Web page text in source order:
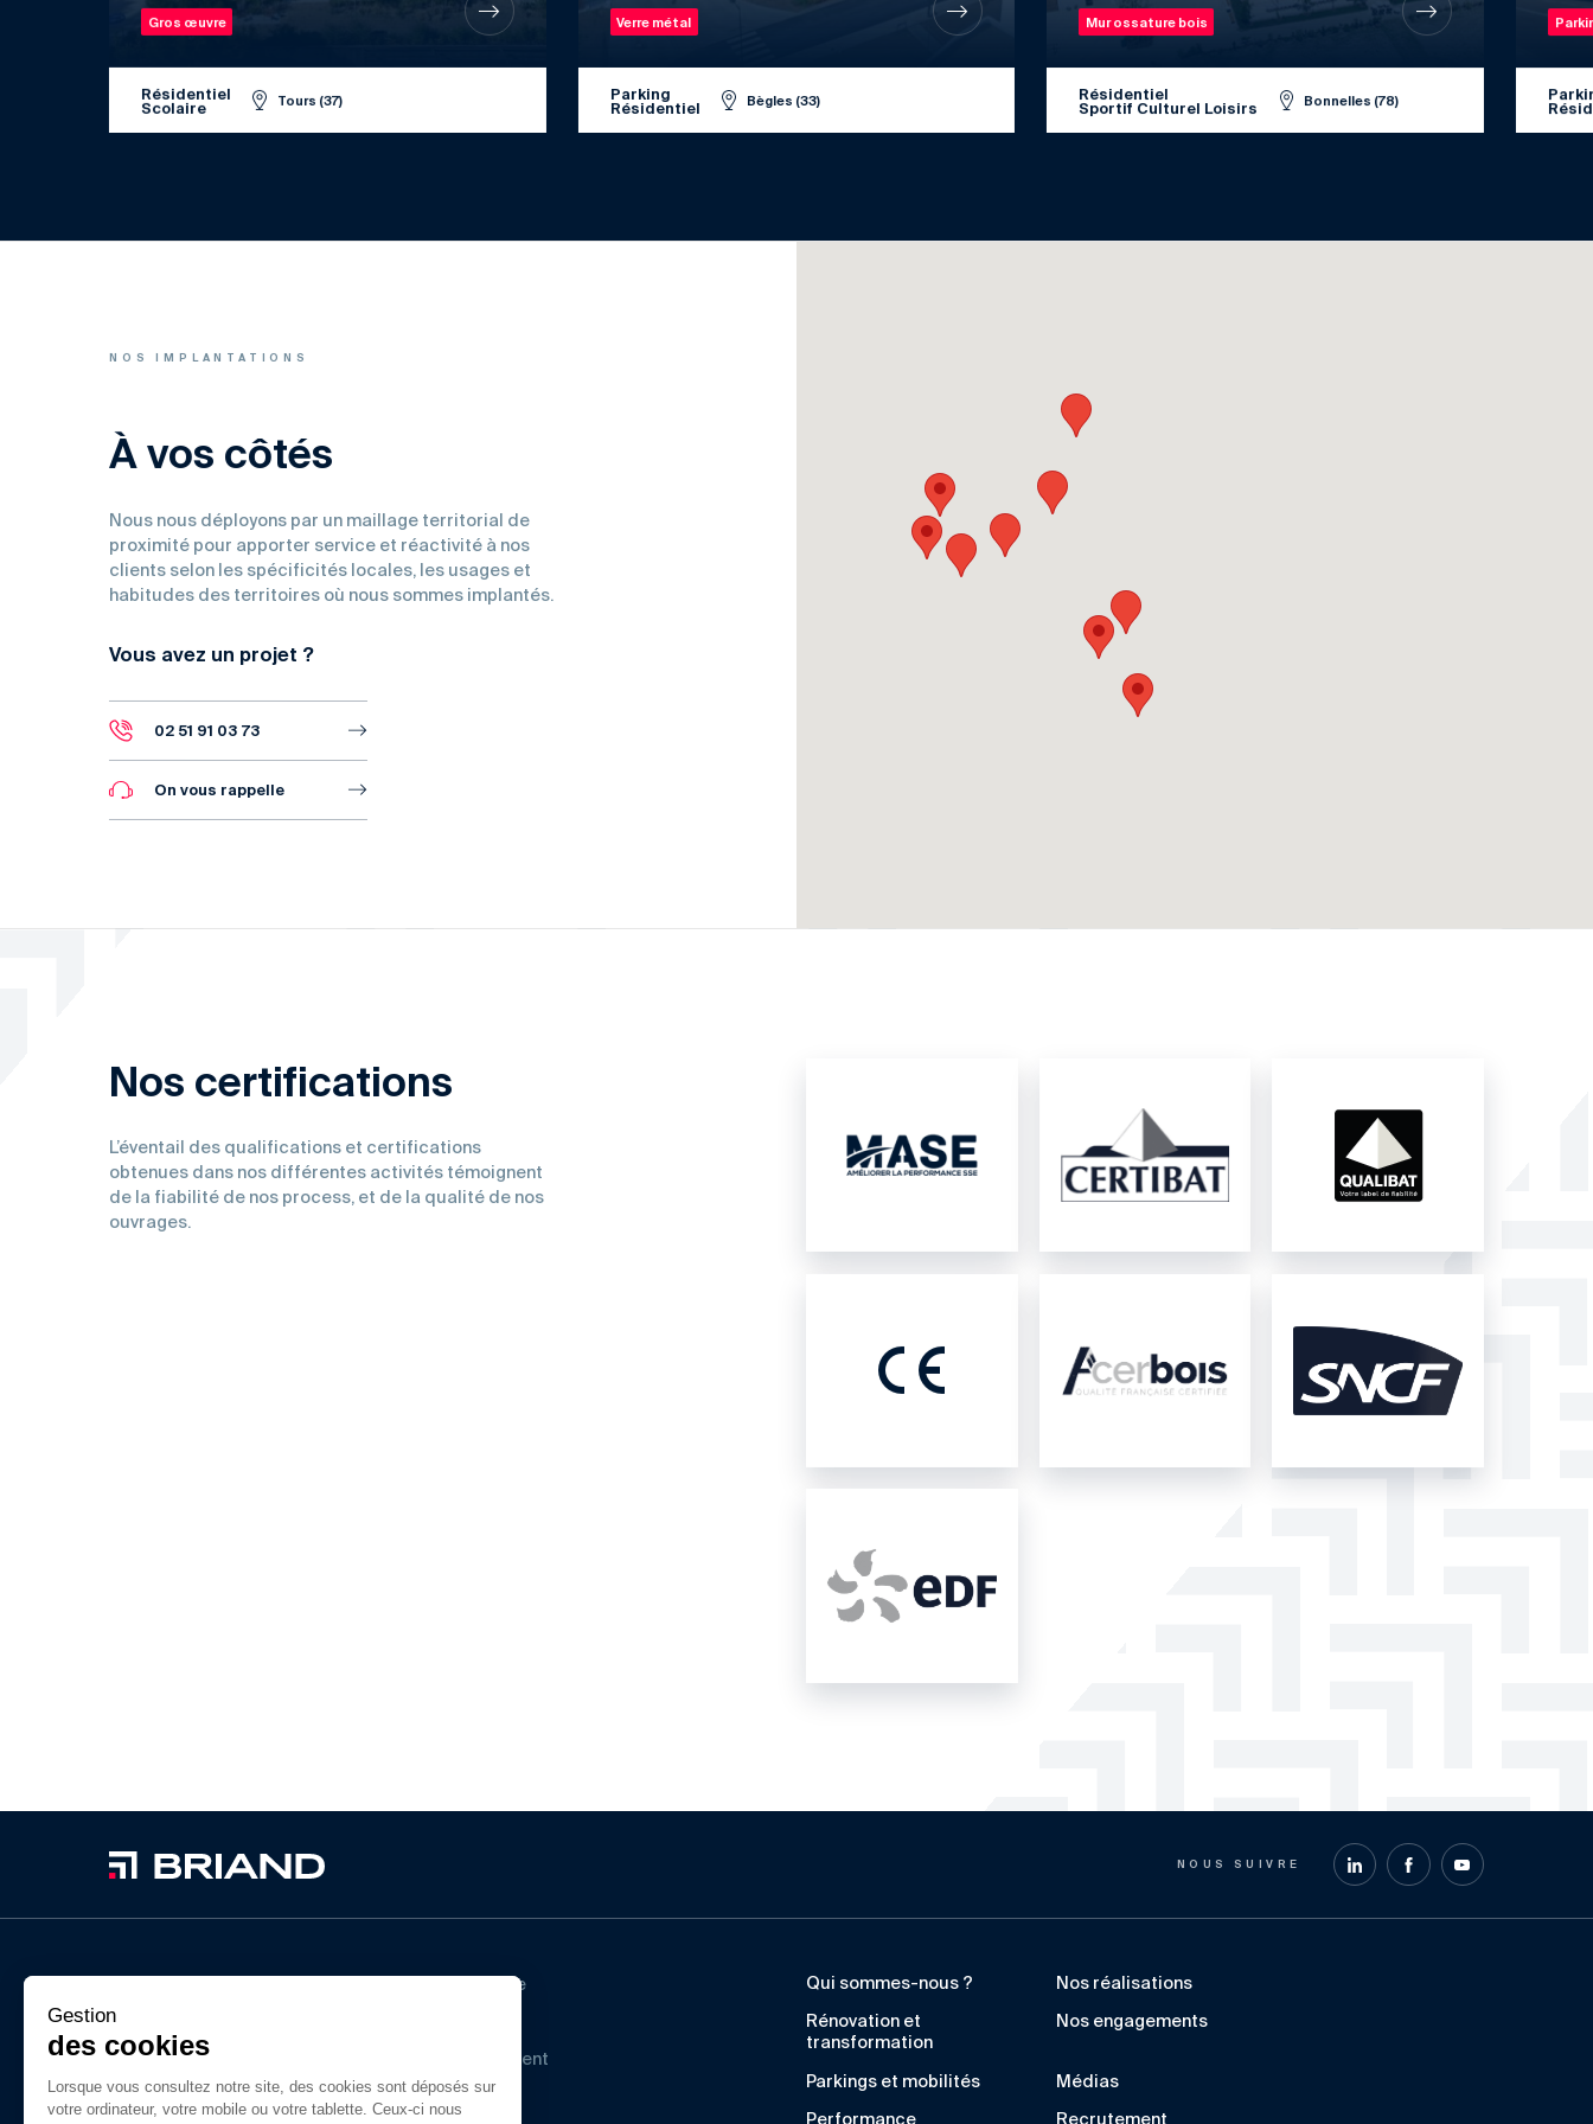
Gros œuvre
Résidentiel
Scolaire Tours (37)
Verre métal
Parking
Résidentiel Bègles (33)
Mur ossature bois
Résidentiel
Sportif Culturel Loisirs Bonnelles (78)
NOS IMPLANTATIONS
À vos côtés
Nous nous déployons par un maillage territorial de
proximité pour apporter service et réactivité à nos
clients selon les spécificités locales, les usages et
habitudes des territoires où nous sommes implantés.
Vous avez un projet ?
02 51 91 03 73
On vous rappelle
Nos certifications
L’éventail des qualifications et certifications
obtenues dans nos différentes activités témoignent
de la fiabilité de nos process, et de la qualité de nos
ouvrages.
NOUS SUIVRE
Au fil des années, BRIAND a acquis un savoir-faire
unique dans les métiers de la construction
métallique, du bois lamellé, de l’enveloppe du
bâtiment et du gros-œuvre. Ses filiales interviennent
dans la construction d’ouvrages simples ou
complexes en France pour tous types de projets
Qui sommes-nous ? Nos réalisations
Rénovation et
transformation
Nos engagements
Parkings et mobilités Médias
Performance Recrutement
Gestion
des cookies
Lorsque vous consultez notre site, des cookies sont déposés sur
votre ordinateur, votre mobile ou votre tablette. Ceux-ci nous